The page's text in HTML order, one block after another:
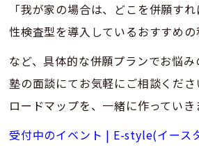
「我が家の場合は、どこを併願す
性検査型を導入しているおすすめの
など、具体的な併願プランでお悩
塾の面談にてお気軽にご相談くだ
ロードマップを、一緒に作っていき
受付中のイベント | E-style(イース